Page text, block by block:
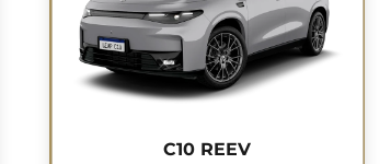
C10 REEV